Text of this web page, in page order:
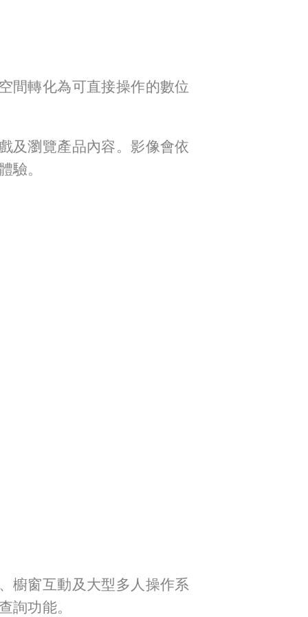
間轉化為可直接操作的數位
及瀏覽產品內容。影像會依
驗。
櫥窗互動及大型多人操作系
詢功能。